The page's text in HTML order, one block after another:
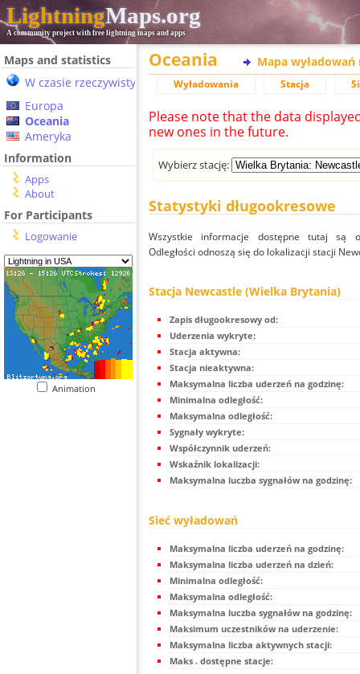
LightningMaps.org
A community project with free lightning maps and apps
Maps and statistics
W czasie rzeczywistym
Europa
Oceania
Ameryka
Information
Apps
About
For Participants
Logowanie
Animation
Oceania Mapa wyładowań
Wyładowania Stacja
Please note that the data
new ones in the future.
Wybierz stację:
Statystyki długookresowe
Wszystkie informacje dostępne tutaj są
Odległości odnoszą się do lokalizacji stacji
Stacja Newcastle (Wielka Brytania)
Zapis długookresowy od:
Uderzenia wykryte:
Stacja aktywna:
Stacja nieaktywna:
Maksymalna liczba uderzeń na godzinę:
Minimalna odległość:
Maksymalna odległość:
Sygnały wykryte:
Współczynnik uderzeń:
Wskaźnik lokalizacji:
Maksymalna luczba sygnałów na godzinę:
Sieć wyładowań
Maksymalna liczba uderzeń na godzinę:
Maksymalna liczba uderzeń na dzień:
Minimalna odległość:
Maksymalna odległość:
Maksymalna luczba sygnałów na godzinę:
Maksimum uczestników na uderzenie:
Maksymalna liczba aktywnych stacji:
Maks . dostępne stacje: